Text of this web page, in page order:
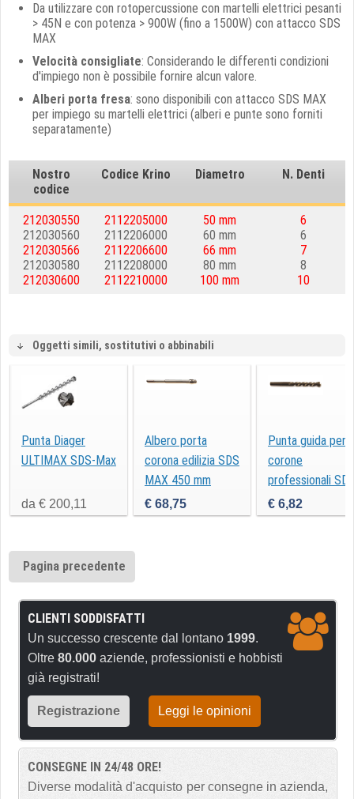
Da utilizzare con rotopercussione con martelli elettrici pesanti
> 45N e con potenza > 900W (fino a 1500W) con attacco SDS
MAX
Velocità consigliate: Considerando le differenti condizioni
d'impiego non è possibile fornire alcun valore.
Alberi porta fresa: sono disponibili con attacco SDS MAX
per impiego su martelli elettrici (alberi e punte sono forniti
separatamente)
Nostro
codice
Codice Krino Diametro N. Denti
212030550
212030560
212030566
212030580
212030600
2112205000
2112206000
2112206600
2112208000
2112210000
50 mm
60 mm
66 mm
80 mm
100 mm
6
6
7
8
10
Oggetti simili, sostitutivi o abbinabili
Punta Diager
ULTIMAX SDS-Max
da € 200,11
Albero porta
corona edilizia SDS
MAX 450 mm
€ 68,75
Punta guida per
corone
professionali
MAX
€ 6,82
Pagina precedente
CLIENTI SODDISFATTI
Un successo crescente dal lontano 1999.
Oltre 80.000 aziende, professionisti e hobbisti
già registrati!
Registrazione Leggi le opinioni
CONSEGNE IN 24/48 ORE!
Diverse modalità d'acquisto per consegne in azienda,